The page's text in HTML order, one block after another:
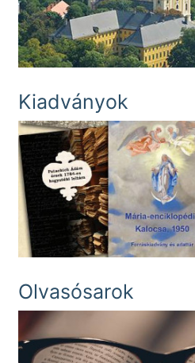
Kiadványok
Olvasósarok